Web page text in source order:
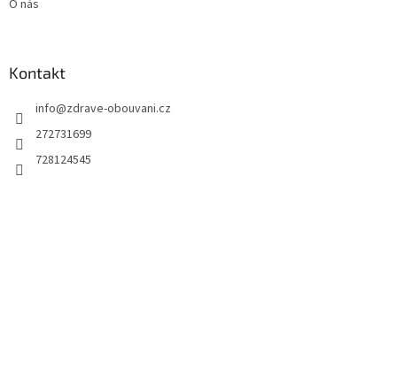
O nás
Kontakt
info@zdrave-obouvani.cz
272731699
728124545